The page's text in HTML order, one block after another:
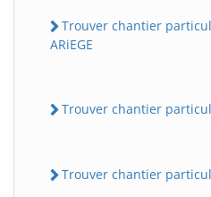
Trouver chantier
ARiEGE
Trouver chantier
Trouver chantier